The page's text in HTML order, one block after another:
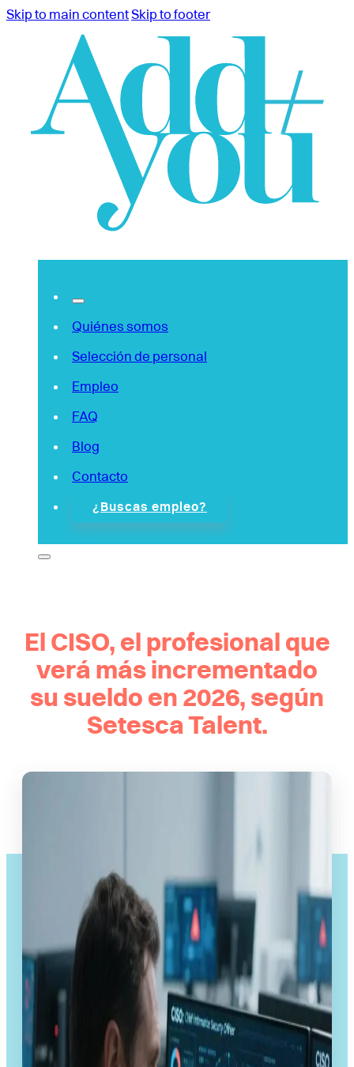
Skip to main contentSkip to footer
Quiénes somos
Selección de personal
Empleo
FAQ
Blog
Contacto
¿Buscas empleo?
El CISO, el profesional que
verá más incrementado
su sueldo en 2026, según
Setesca Talent.